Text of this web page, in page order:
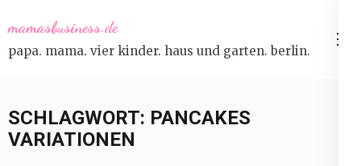
to
content
mamasbusiness.de
papa. mama. vier kinder. haus und garten. berlin.
SCHLAGWORT: PANCAKES
VARIATIONEN